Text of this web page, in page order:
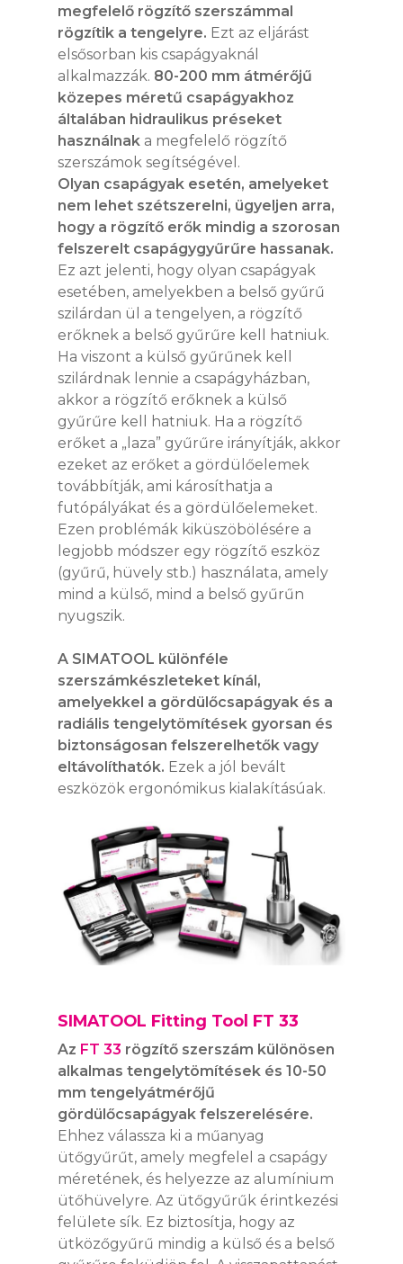
megfelelő rögzítő szerszámmal
rögzítik a tengelyre. Ezt az eljárást
elsősorban kis csapágyaknál
alkalmazzák. 80-200 mm átmérőjű
közepes méretű csapágyakhoz
általában hidraulikus préseket
használnak a megfelelő rögzítő
szerszámok segítségével.
Olyan csapágyak esetén, amelyeket
nem lehet szétszerelni, ügyeljen arra,
hogy a rögzítő erők mindig a szorosan
felszerelt csapágygyűrűre hassanak.
Ez azt jelenti, hogy olyan csapágyak
esetében, amelyekben a belső gyűrű
szilárdan ül a tengelyen, a rögzítő
erőknek a belső gyűrűre kell hatniuk.
Ha viszont a külső gyűrűnek kell
szilárdnak lennie a csapágyházban,
akkor a rögzítő erőknek a külső
gyűrűre kell hatniuk. Ha a rögzítő
erőket a „laza” gyűrűre irányítják, akkor
ezeket az erőket a gördülőelemek
továbbítják, ami károsíthatja a
futópályákat és a gördülőelemeket.
Ezen problémák kiküszöbölésére a
legjobb módszer egy rögzítő eszköz
(gyűrű, hüvely stb.) használata, amely
mind a külső, mind a belső gyűrűn
nyugszik.
A SIMATOOL különféle
szerszámkészleteket kínál,
amelyekkel a gördülőcsapágyak és a
radiális tengelytömítések gyorsan és
biztonságosan felszerelhetők vagy
eltávolíthatók. Ezek a jól bevált
eszközök ergonómikus kialakításúak.
SIMATOOL Fitting Tool FT 33
Az FT 33 rögzítő szerszám különösen
alkalmas tengelytömítések és 10-50
mm tengelyátmérőjű
gördülőcsapágyak felszerelésére.
Ehhez válassza ki a műanyag
ütőgyűrűt, amely megfelel a csapágy
méretének, és helyezze az alumínium
ütőhüvelyre. Az ütőgyűrűk érintkezési
felülete sík. Ez biztosítja, hogy az
ütközőgyűrű mindig a külső és a belső
SIMALUBE
SIMALUBE
AUTOMATA
KENŐRENDSZER
SIMALUBE 15 ML
SIMATHERM
SIMATOOL